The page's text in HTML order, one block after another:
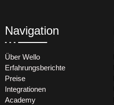
Navigation
Über Wello
Erfahrungsberichte
Preise
Integrationen
Academy